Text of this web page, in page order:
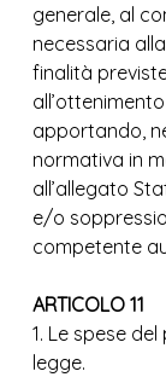
generale, al
necessaria
finalità
apportando,
normativa in
all’allegato
e/o
competente
ARTICOLO 11
1. Le spese
legge.